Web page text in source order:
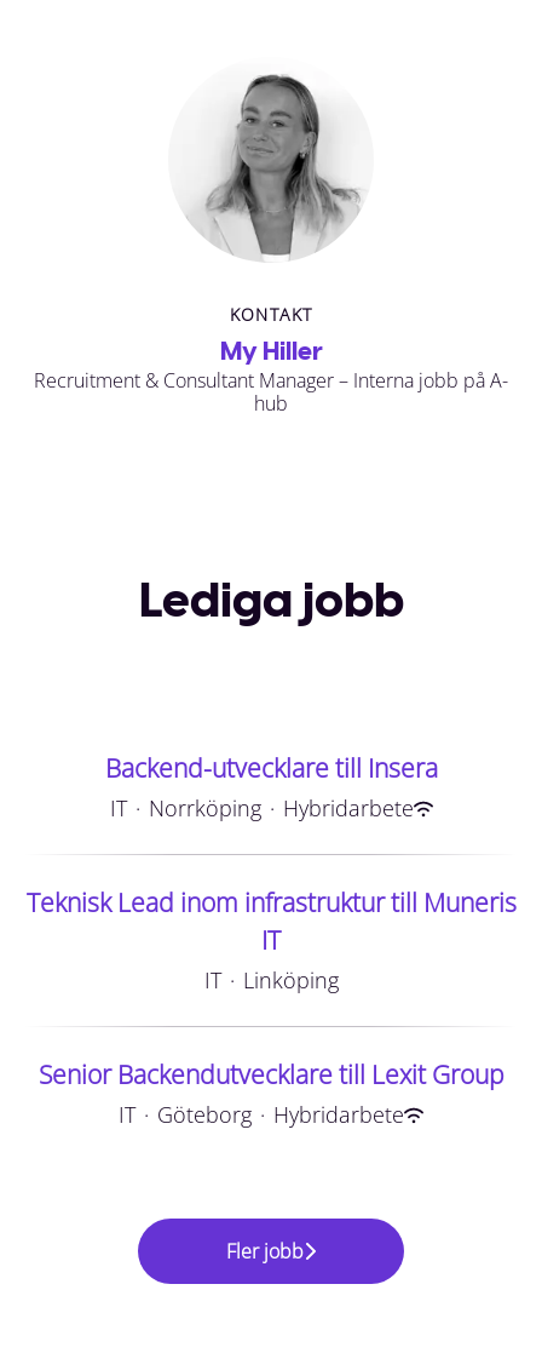
KONTAKT
My Hiller
Recruitment & Consultant Manager – Interna jobb på A-
hub
Lediga jobb
Backend-utvecklare till Insera
IT · Norrköping · Hybridarbete
Teknisk Lead inom infrastruktur till Muneris
IT
IT · Linköping
Senior Backendutvecklare till Lexit Group
IT · Göteborg · Hybridarbete
Fler jobb